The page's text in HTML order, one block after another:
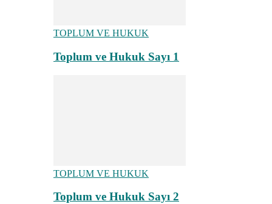
TOPLUM VE HUKUK
Toplum ve Hukuk Sayı 1
TOPLUM VE HUKUK
Toplum ve Hukuk Sayı 2